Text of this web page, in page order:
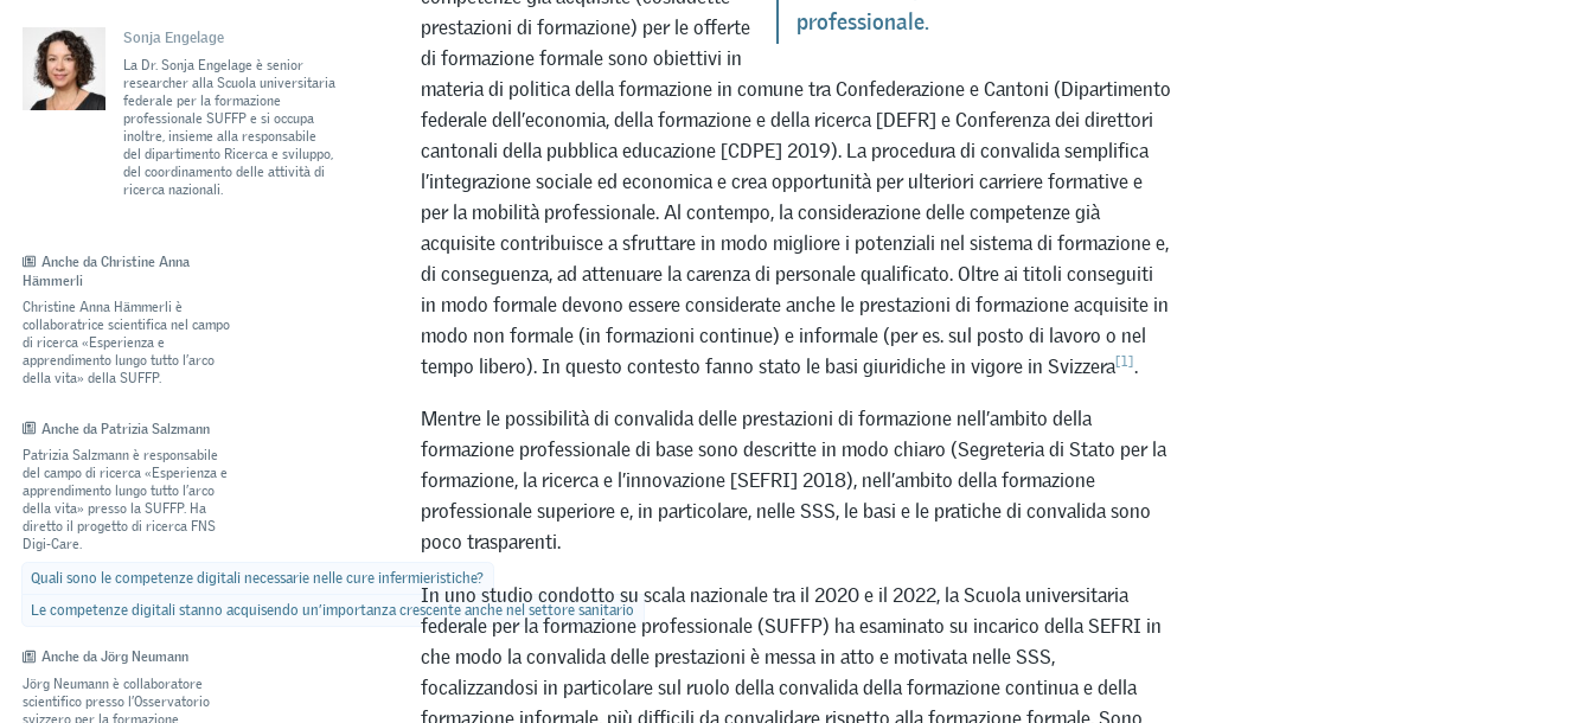
Sonja Engelage
La Dr. Sonja Engelage è senior
researcher alla Scuola universitaria
federale per la formazione
professionale SUFFP e si occupa
inoltre, insieme alla responsabile
del dipartimento Ricerca e sviluppo,
del coordinamento delle attività di
ricerca nazionali.
Anche da Christine Anna
Hämmerli
Christine Anna Hämmerli è
collaboratrice scientifica nel campo
di ricerca «Esperienza e
apprendimento lungo tutto l’arco
della vita» della SUFFP.
Anche da Patrizia Salzmann
Patrizia Salzmann è responsabile
del campo di ricerca «Esperienza e
apprendimento lungo tutto l’arco
della vita» presso la SUFFP. Ha
diretto il progetto di ricerca FNS
Digi-Care.
Quali sono le competenze digitali necessarie nelle cure infermieristiche?
Le competenze digitali stanno acquisendo un’importanza crescente anche nel settore sanitario
Anche da Jörg Neumann
Jörg Neumann è collaboratore
scientifico presso l’Osservatorio
svizzero per la formazione
professionale.
prestazioni di formazione) per le offerte
di formazione formale sono obiettivi in
materia di politica della formazione in comune tra Confederazione e Cantoni (Dipartimento
federale dell’economia, della formazione e della ricerca [DEFR] e Conferenza dei direttori
cantonali della pubblica educazione [CDPE] 2019). La procedura di convalida semplifica
l’integrazione sociale ed economica e crea opportunità per ulteriori carriere formative e
per la mobilità professionale. Al contempo, la considerazione delle competenze già
acquisite contribuisce a sfruttare in modo migliore i potenziali nel sistema di formazione e,
di conseguenza, ad attenuare la carenza di personale qualificato. Oltre ai titoli conseguiti
in modo formale devono essere considerate anche le prestazioni di formazione acquisite in
modo non formale (in formazioni continue) e informale (per es. sul posto di lavoro o nel
tempo libero). In questo contesto fanno stato le basi giuridiche in vigore in Svizzera[1].
Mentre le possibilità di convalida delle prestazioni di formazione nell’ambito della
formazione professionale di base sono descritte in modo chiaro (Segreteria di Stato per la
formazione, la ricerca e l’innovazione [SEFRI] 2018), nell’ambito della formazione
professionale superiore e, in particolare, nelle SSS, le basi e le pratiche di convalida sono
poco trasparenti.
In uno studio condotto su scala nazionale tra il 2020 e il 2022, la Scuola universitaria
federale per la formazione professionale (SUFFP) ha esaminato su incarico della SEFRI in
che modo la convalida delle prestazioni è messa in atto e motivata nelle SSS,
focalizzandosi in particolare sul ruolo della convalida della formazione continua e della